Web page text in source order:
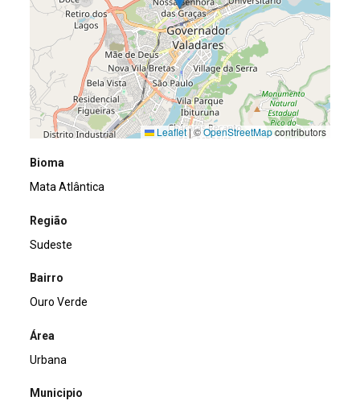
Leaflet|©OpenStreetMapcontributors
Bioma
Mata Atlântica
Região
Sudeste
Bairro
Ouro Verde
Área
Urbana
Municipio